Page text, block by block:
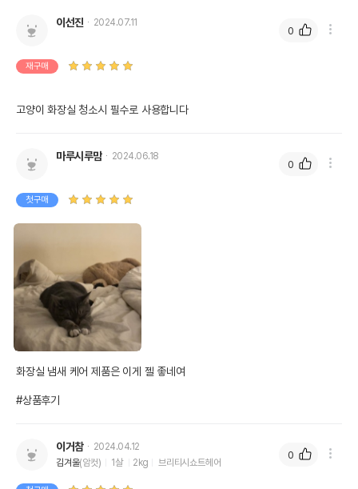
이선진 2024.07.11
재구매
고양이 화장실 청소시 필수로 사용합니다
0
마루시루맘 2024.06.18
첫구매
화장실 냄새 케어 제품은 이게 젤 좋네여
#상품후기
0
이거참
2024.04.12
김겨울(암컷) 1살 2kg 브리티시쇼트헤어
0